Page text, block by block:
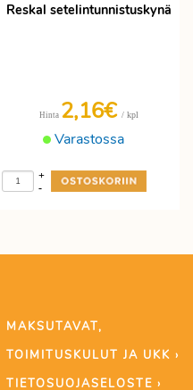
Reskal setelintunnistuskynä
Varastossa
Hinta 2,16€ / kpl
-
+
MAKSUTAVAT,
TOIMITUSKULUT JA UKK ›
TIETOSUOJASELOSTE ›